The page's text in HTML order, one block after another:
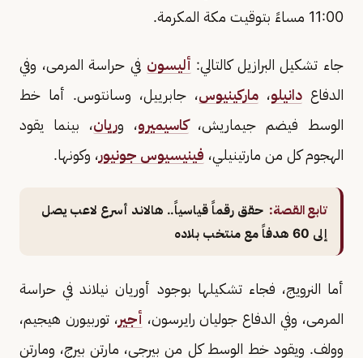
11:00 مساءً بتوقيت مكة المكرمة.
جاء تشكيل البرازيل كالتالي: أليسون في حراسة المرمى، وفي
الدفاع دانيلو، ماركينيوس، جابرييل، وسانتوس. أما خط
الوسط فيضم جيماريش،كاسيميرو، وريان، بينما يقود
الهجوم كل من مارتينيلي، فينيسيوس جونيور، وكونها.
تابع القصة: حقق رقماً قياسياً.. هالاند أسرع لاعب يصل
إلى 60 هدفاً مع منتخب بلاده
أما النرويج، فجاء تشكيلها بوجود أوريان نيلاند في حراسة
المرمى، وفي الدفاع جوليان رايرسون، أجير، توربيورن هيجيم،
وولف. ويقود خط الوسط كل من بيرجي، مارتن بيرج، ومارتن